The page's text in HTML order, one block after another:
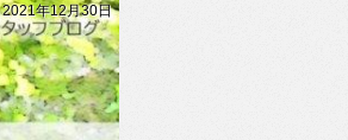
2021年12月30日